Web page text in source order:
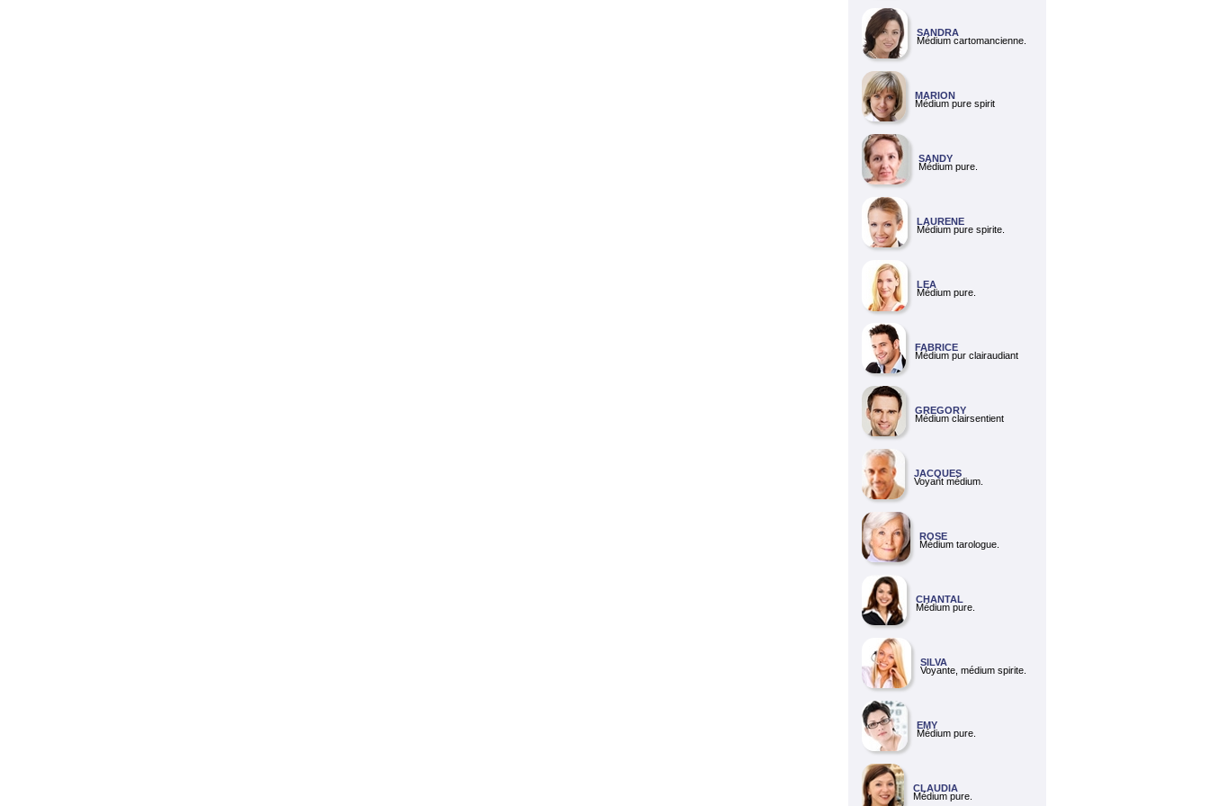
SANDRA
Médium cartomancienne.
MARION
Médium pure spirit
SANDY
Médium pure.
LAURENE
Médium pure spirite.
LEA
Médium pure.
FABRICE
Médium pur clairaudiant
GREGORY
Médium clairsentient
JACQUES
Voyant médium.
ROSE
Médium tarologue.
CHANTAL
Médium pure.
SILVA
Voyante, médium spirite.
EMY
Médium pure.
CLAUDIA
Médium pure.